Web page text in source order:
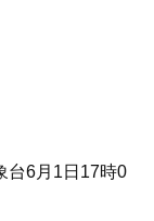
台6月1日17時0